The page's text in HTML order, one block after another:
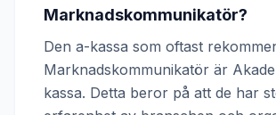
Marknadskommunikatör?
Den a-kassa som oftast
Marknadskommunikatör är
kassa. Detta beror på att de har